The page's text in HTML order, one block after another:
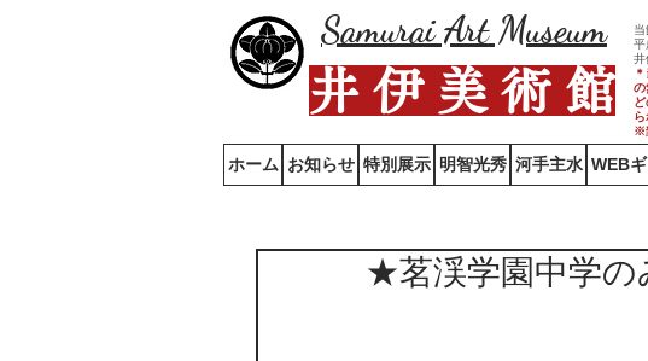
Samurai Art Museum
井 伊 美 術 館
平
井
の
ら
※
ホーム お知らせ 特別展示 明智光秀 河手主水 WEB
★茗渓学園中学の